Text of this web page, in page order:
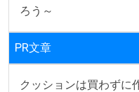
ろう～
PR文章
クッションは買わずに